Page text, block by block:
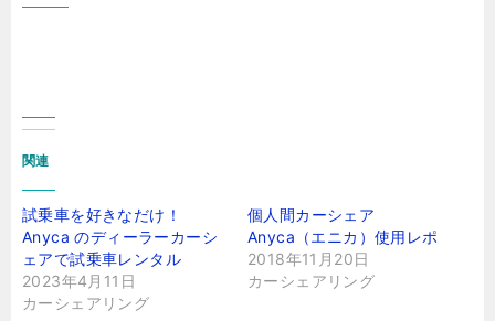
関連
試乗車を好きなだけ！
Anyca のディーラーカーシ
ェアで試乗車レンタル
2023年4月11日
カーシェアリング
個人間カーシェア
Anyca（エニカ）使用レポ
2018年11月20日
カーシェアリング